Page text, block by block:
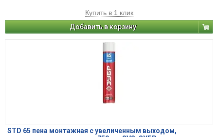
Купить в 1 клик
Добавить в корзину
STD 65 пена монтажная с увеличенным выходом,